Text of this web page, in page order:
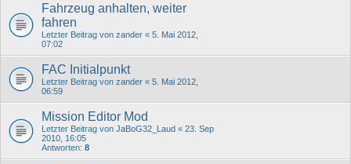
Fahrzeug anhalten, weiter
fahren
Letzter Beitrag von zander « 5. Mai 2012,
07:02
FAC Initialpunkt
Letzter Beitrag von zander « 5. Mai 2012,
06:59
Mission Editor Mod
Letzter Beitrag von JaBoG32_Laud « 23. Sep
2010, 16:05
Antworten: 8